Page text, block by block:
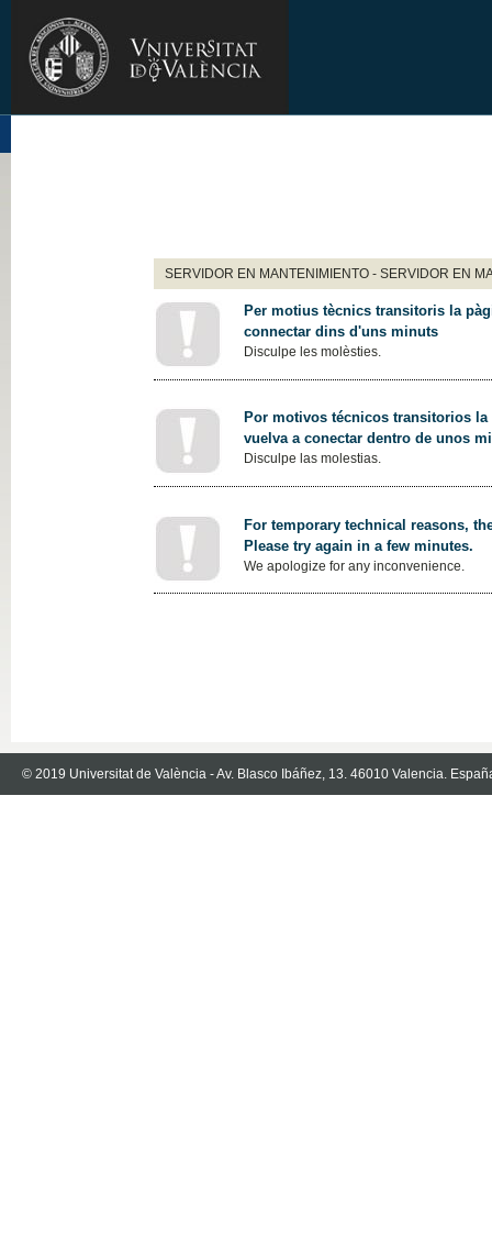
SERVIDOR EN MANTENIMIENTO - SERVIDOR EN
Per motius tècnics transitoris la
connectar dins d'uns minuts
Disculpe les molèsties.
Por motivos técnicos transitorios
vuelva a conectar dentro de unos
Disculpe las molestias.
For temporary technical reasons,
Please try again in a few minutes.
We apologize for any inconvenience.
© 2019 Universitat de València - Av. Blasco Ibáñez, 13. 46010 Valencia.